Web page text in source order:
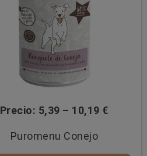
Precio: 5,39 – 10,19 €
Puromenu Conejo